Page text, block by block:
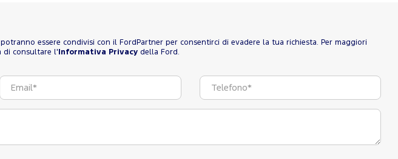
essere condivisi con il FordPartner per consentirci di evadere la tua richiesta. Per maggiori
di consultare l' Informativa Privacy della Ford.